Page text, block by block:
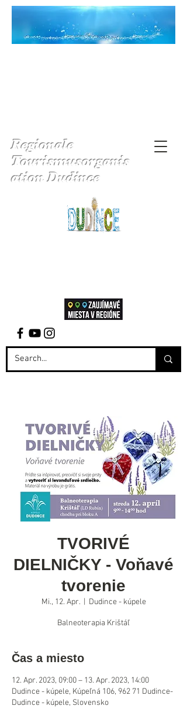
Regionale
Tourismusorganis
ation Dudince
TVORIVÉ
DIELNIČKY - Voňavé
tvorenie
Mi., 12. Apr.
  |
Dudince - kúpele
Balneoterapia Krištáľ
Čas a miesto
12. Apr. 2023, 09:00 – 13. Apr. 2023, 14:00
Dudince - kúpele, Kúpeľná 106, 962 71 Dudince-
Dudince - kúpele, Slovensko